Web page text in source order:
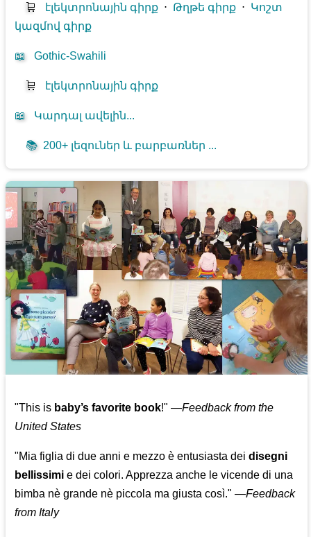
🛒 էլեկտրոնային գիրք ⋅ Թղթե գիրք ⋅ Կոշտ
կազմով գիրք
📖 Gothic-Swahili
🛒 էլեկտրոնային գիրք
📖 Կարդալ ավելին...
📚 200+ լեզուներ և բարբառներ ...
"This is baby’s favorite book!" —Feedback from the
United States
"Mia figlia di due anni e mezzo è entusiasta deidisegni
bellissimi e dei colori. Apprezza anche le vicende di una
bimba nè grande nè piccola ma giusta così." —Feedback
from Italy